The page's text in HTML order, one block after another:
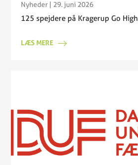
Nyheder | 29. juni 2026
125 spejdere på Kragerup Go High
LÆS MERE